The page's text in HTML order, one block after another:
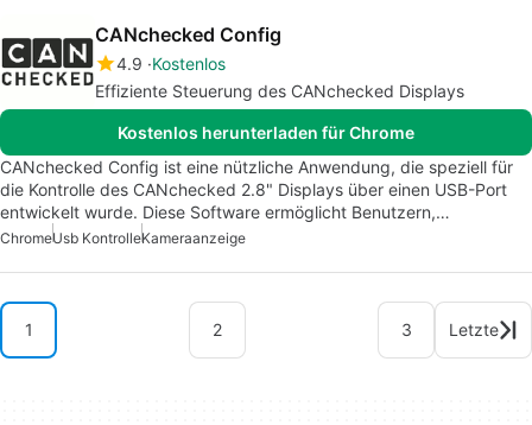
CANchecked Config
4.9 Kostenlos
Effiziente Steuerung des CANchecked Displays
Kostenlos herunterladen für Chrome
CANchecked Config ist eine nützliche Anwendung, die speziell für
die Kontrolle des CANchecked 2.8" Displays über einen USB-Port
entwickelt wurde. Diese Software ermöglicht Benutzern,…
ChromeUsb KontrolleKameraanzeige
1 2 3 Letzte